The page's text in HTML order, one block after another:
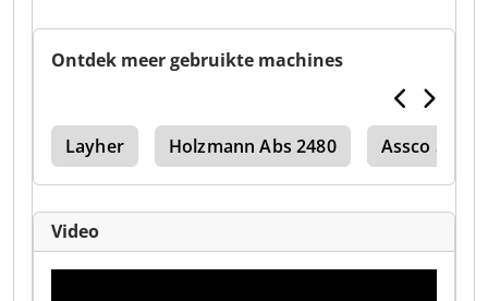
Ontdek meer gebruikte machines
Layher Holzmann Abs 2480 Assco
Video